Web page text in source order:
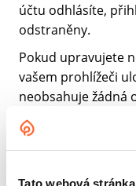
Tato webová
účtu odhlásíte,
odstraněny.
Pokud upravujete
vašem prohlížeči
neobsahuje žádná
ID příspěvku, který
vyprší po 1 dni.